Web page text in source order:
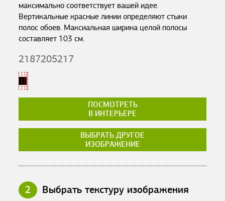
максимально соответствует вашей идее.
Вертикальные красные линии определяют стыки
полос обоев. Максиальная ширина целой полосы
составляет 103 см.
2187205217
ПОСМОТРЕТЬ
В ИНТЕРЬЕРЕ
ВЫБРАТЬ ДРУГОЕ
ИЗОБРАЖЕНИЕ
2 Выбрать текстуру изображения